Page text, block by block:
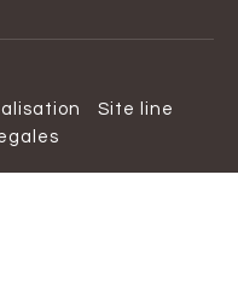
Site line